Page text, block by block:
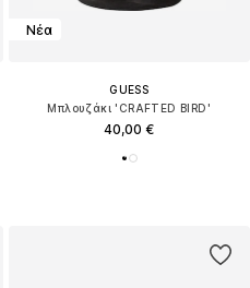
Νέα
GUESS
Μπλουζάκι 'CRAFTED BIRD'
40,00 €